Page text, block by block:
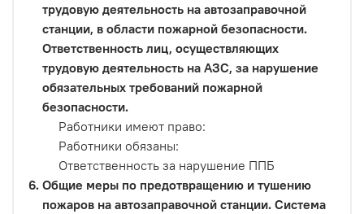
трудовую деятельность на автозаправочной
станции, в области пожарной безопасности.
Ответственность лиц, осуществляющих
трудовую деятельность на АЗС, за нарушение
обязательных требований пожарной
безопасности.
Работники имеют право:
Работники обязаны:
Ответственность за нарушение ППБ
Общие меры по предотвращению и тушению
пожаров на автозаправочной станции. Система